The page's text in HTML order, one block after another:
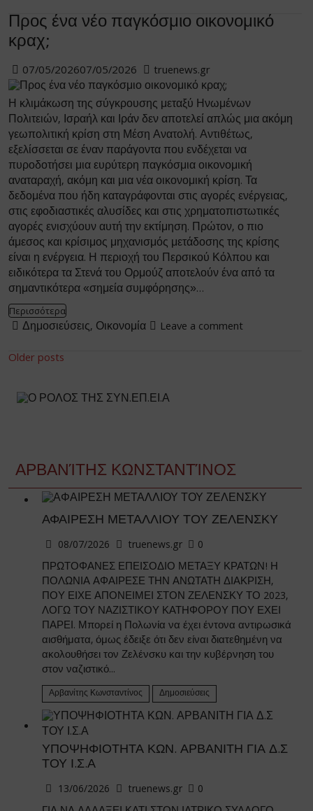
Προς ένα νέο παγκόσμιο οικονομικό
κραχ;
07/05/202607/05/2026
truenews.gr
Η κλιμάκωση της σύγκρουσης μεταξύ Ηνωμένων
Πολιτειών, Ισραήλ και Ιράν δεν αποτελεί απλώς μια ακόμη
γεωπολιτική κρίση στη Μέση Ανατολή. Αντιθέτως,
εξελίσσεται σε έναν παράγοντα που ενδέχεται να
πυροδοτήσει μια ευρύτερη παγκόσμια οικονομική
αναταραχή, ακόμη και μια νέα οικονομική κρίση. Τα
δεδομένα που ήδη καταγράφονται στις αγορές ενέργειας,
στις εφοδιαστικές αλυσίδες και στις χρηματοπιστωτικές
αγορές ενισχύουν αυτή την εκτίμηση. Πρώτον, ο πιο
άμεσος και κρίσιμος μηχανισμός μετάδοσης της κρίσης
είναι η ενέργεια. Η περιοχή του Περσικού Κόλπου και
ειδικότερα τα Στενά του Ορμούζ αποτελούν ένα από τα
σημαντικότερα «σημεία συμφόρησης»…
Περισσότερα
Δημοσιεύσεις, Οικονομία Leave a comment
Posts
navigation
Older posts
ΑΡΒΑΝΊΤΗΣ ΚΩΝΣΤΑΝΤΊΝΟΣ
ΑΦΑΙΡΕΣΗ ΜΕΤΑΛΛΙΟΥ ΤΟΥ ΖΕΛΕΝΣΚΥ
08/07/2026 truenews.gr
0
ΠΡΩΤΟΦΑΝΕΣ ΕΠΕΙΣΟΔΙΟ ΜΕΤΑΞΥ ΚΡΑΤΩΝ! Η
ΠΟΛΩΝΙΑ ΑΦΑΙΡΕΣΕ ΤΗΝ ΑΝΩΤΑΤΗ ΔΙΑΚΡΙΣΗ,
ΠΟΥ ΕΙΧΕ ΑΠΟΝΕΙΜΕΙ ΣΤΟΝ ΖΕΛΕΝΣΚΥ ΤΟ 2023,
ΛΟΓΩ ΤΟΥ ΝΑΖΙΣΤΙΚΟΥ ΚΑΤΗΦΟΡΟΥ ΠΟΥ ΕΧΕΙ
ΠΑΡΕΙ. Μπορεί η Πολωνία να έχει έντονα αντιρωσικά
αισθήματα, όμως έδειξε ότι δεν είναι διατεθημένη να
ακολουθήσει τον Ζελένσκυ και την κυβέρνηση του
στον ναζιστικό...
Αρβανίτης Κωνσταντίνος Δημοσιεύσεις
ΥΠΟΨΗΦΙΟΤΗΤΑ ΚΩΝ. ΑΡΒΑΝΙΤΗ ΓΙΑ Δ.Σ
ΤΟΥ Ι.Σ.Α
13/06/2026 truenews.gr
0